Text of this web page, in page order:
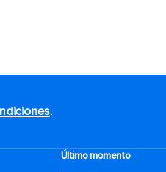
.
Último momento